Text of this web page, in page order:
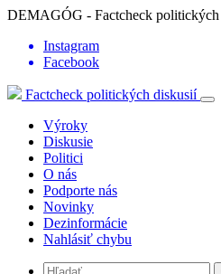
DEMAGÓG - Factcheck
Instagram
Facebook
Factcheck politických diskusií
Výroky
Diskusie
Politici
O nás
Podporte nás
Novinky
Dezinformácie
Nahlásiť chybu